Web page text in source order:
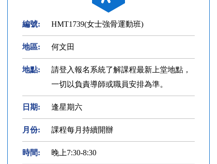
編號: HMT1739(女士強骨運動班)
地區: 何文田
地點:
請登入報名系統了解課程最新上堂地點，
一切以負責導師或職員安排為準。
日期: 逢星期六
月份: 課程每月持續開辦
時間: 晚上7:30-8:30